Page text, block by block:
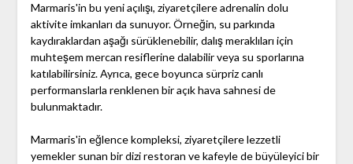
Marmaris'in bu yeni açılışı, ziyaretçilere adrenalin dolu
aktivite imkanları da sunuyor. Örneğin, su parkında
kaydıraklardan aşağı sürüklenebilir, dalış meraklıları için
muhteşem mercan resiflerine dalabilir veya su sporlarına
katılabilirsiniz. Ayrıca, gece boyunca sürpriz canlı
performanslarla renklenen bir açık hava sahnesi de
bulunmaktadır.
Marmaris'in eğlence kompleksi, ziyaretçilere lezzetli
yemekler sunan bir dizi restoran ve kafeyle de büyüleyici bir